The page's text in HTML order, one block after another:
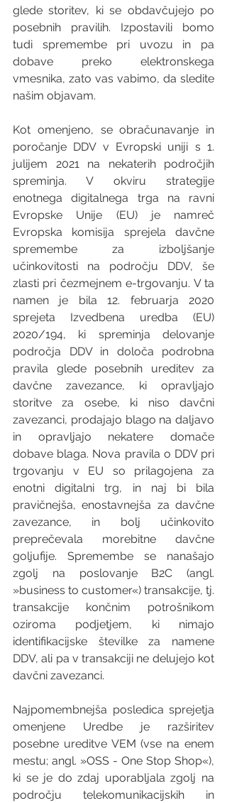
glede storitev, ki se obdavčujejo po
posebnih pravilih. Izpostavili bomo
tudi spremembe pri uvozu in pa
dobave preko elektronskega
vmesnika, zato vas vabimo, da sledite
našim objavam.
Kot omenjeno, se obračunavanje in
poročanje DDV v Evropski uniji s 1.
julijem 2021 na nekaterih področjih
spreminja. V okviru strategije
enotnega digitalnega trga na ravni
Evropske Unije (EU) je namreč
Evropska komisija sprejela davčne
spremembe za izboljšanje
učinkovitosti na področju DDV, še
zlasti pri čezmejnem e-trgovanju. V ta
namen je bila 12. februarja 2020
sprejeta Izvedbena uredba (EU)
2020/194, ki spreminja delovanje
področja DDV in določa podrobna
pravila glede posebnih ureditev za
davčne zavezance, ki opravljajo
storitve za osebe, ki niso davčni
zavezanci, prodajajo blago na daljavo
in opravljajo nekatere domače
dobave blaga. Nova pravila o DDV pri
trgovanju v EU so prilagojena za
enotni digitalni trg, in naj bi bila
pravičnejša, enostavnejša za davčne
zavezance, in bolj učinkovito
preprečevala morebitne davčne
goljufije. Spremembe se nanašajo
zgolj na poslovanje B2C (angl.
»business to customer«) transakcije, tj.
transakcije končnim potrošnikom
oziroma podjetjem, ki nimajo
identifikacijske številke za namene
DDV, ali pa v transakciji ne delujejo kot
davčni zavezanci.
Najpomembnejša posledica sprejetja
omenjene Uredbe je razširitev
posebne ureditve VEM (vse na enem
mestu; angl. »OSS - One Stop Shop«),
ki se je do zdaj uporabljala zgolj na
področju telekomunikacijskih in